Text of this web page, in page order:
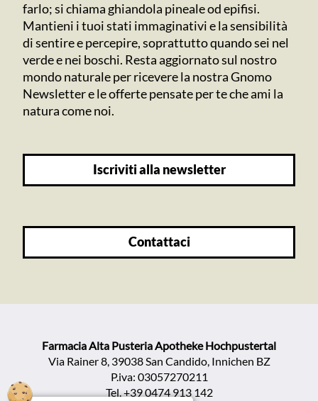
farlo; si chiama ghiandola pineale od epifisi.
Mantieni i tuoi stati immaginativi e la sensibilità
di sentire e percepire, soprattutto quando sei nel
verde e nei boschi. Resta aggiornato sul nostro
mondo naturale per ricevere la nostra Gnomo
Newsletter e le offerte pensate per te che ami la
natura come noi.
iscriviti alla newsletter
contattaci
Farmacia Alta Pusteria Apotheke Hochpustertal
Via Rainer 8, 39038 San Candido, Innichen BZ
P.iva: 03057270211
Tel.+39 0474 913 142